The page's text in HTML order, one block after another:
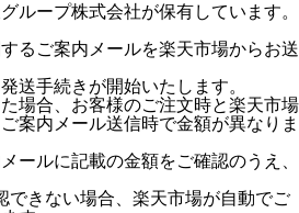
ループ株式会社が保有しています。
るご案内メールを楽天市場からお送
送手続きが開始いたします。
場合、お客様のご注文時と楽天市場
案内メール送信時で金額が異なりま
ールに記載の金額をご確認のうえ、
できない場合、楽天市場が自動でご